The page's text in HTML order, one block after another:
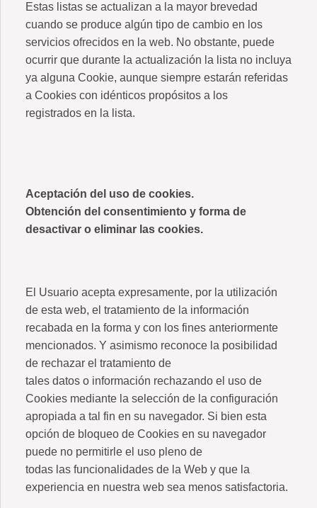
Estas listas se actualizan a la mayor brevedad
cuando se produce algún tipo de cambio en los
servicios ofrecidos en la web. No obstante, puede
ocurrir que durante la actualización la lista no incluya
ya alguna Cookie, aunque siempre estarán referidas
a Cookies con idénticos propósitos a los
registrados en la lista.
Aceptación del uso de cookies.
Obtención del consentimiento y forma de
desactivar o eliminar las cookies.
El Usuario acepta expresamente, por la utilización
de esta web, el tratamiento de la información
recabada en la forma y con los fines anteriormente
mencionados. Y asimismo reconoce la posibilidad
de rechazar el tratamiento de
tales datos o información rechazando el uso de
Cookies mediante la selección de la configuración
apropiada a tal fin en su navegador. Si bien esta
opción de bloqueo de Cookies en su navegador
puede no permitirle el uso pleno de
todas las funcionalidades de la Web y que la
experiencia en nuestra web sea menos satisfactoria.